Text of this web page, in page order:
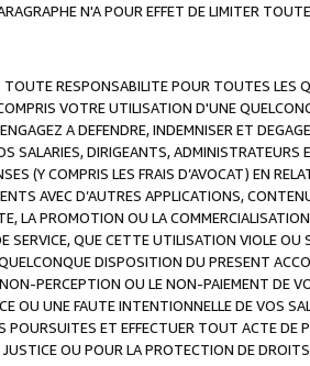
N'A POUR EFFET DE LIMITER
RESPONSABILITE POUR TOUTES LES
VOTRE UTILISATION D'UNE
A DEFENDRE, INDEMNISER ET
SALARIES, DIRIGEANTS, ADMINISTRATEURS
(Y COMPRIS LES FRAIS D’AVOCAT) EN
AVEC D’AUTRES APPLICATIONS,
LA PROMOTION OU LA
QUE CETTE UTILISATION VIOLE OU
DISPOSITION DU PRESENT
PERCEPTION OU LE NON-PAIEMENT DE
OU UNE FAUTE INTENTIONNELLE DE VOS
ET EFFECTUER TOUT ACTE DE
OU POUR LA PROTECTION DE